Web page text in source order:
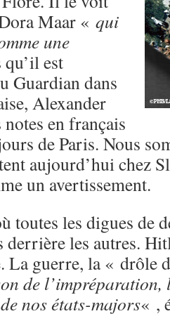
Maar « qui
une
est
Guardian dans
Alexander
en français
de Paris. Nous
aujourd’hui chez
un avertissement.
toutes les digues de
derrière les autres.
La guerre, la « drôle
de
nos états-majors« ,